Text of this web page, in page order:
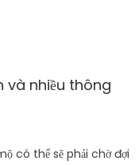
và nhiều thông
có thể sẽ phải chờ đợi